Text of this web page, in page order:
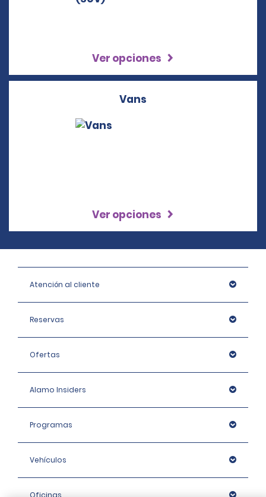
Ver opciones
Vans
Ver opciones
Atención al cliente
Reservas
Ofertas
Alamo Insiders
Programas
Vehículos
Oficinas